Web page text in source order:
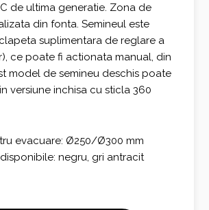
de ultima generatie. Zona de
din fonta. Semineul este
suplimentara de reglare a
ce poate fi actionata manual, din
model de semineu deschis poate
versiune inchisa cu sticla 360
evacuare: Ø250/Ø300 mm
negru, gri antracit